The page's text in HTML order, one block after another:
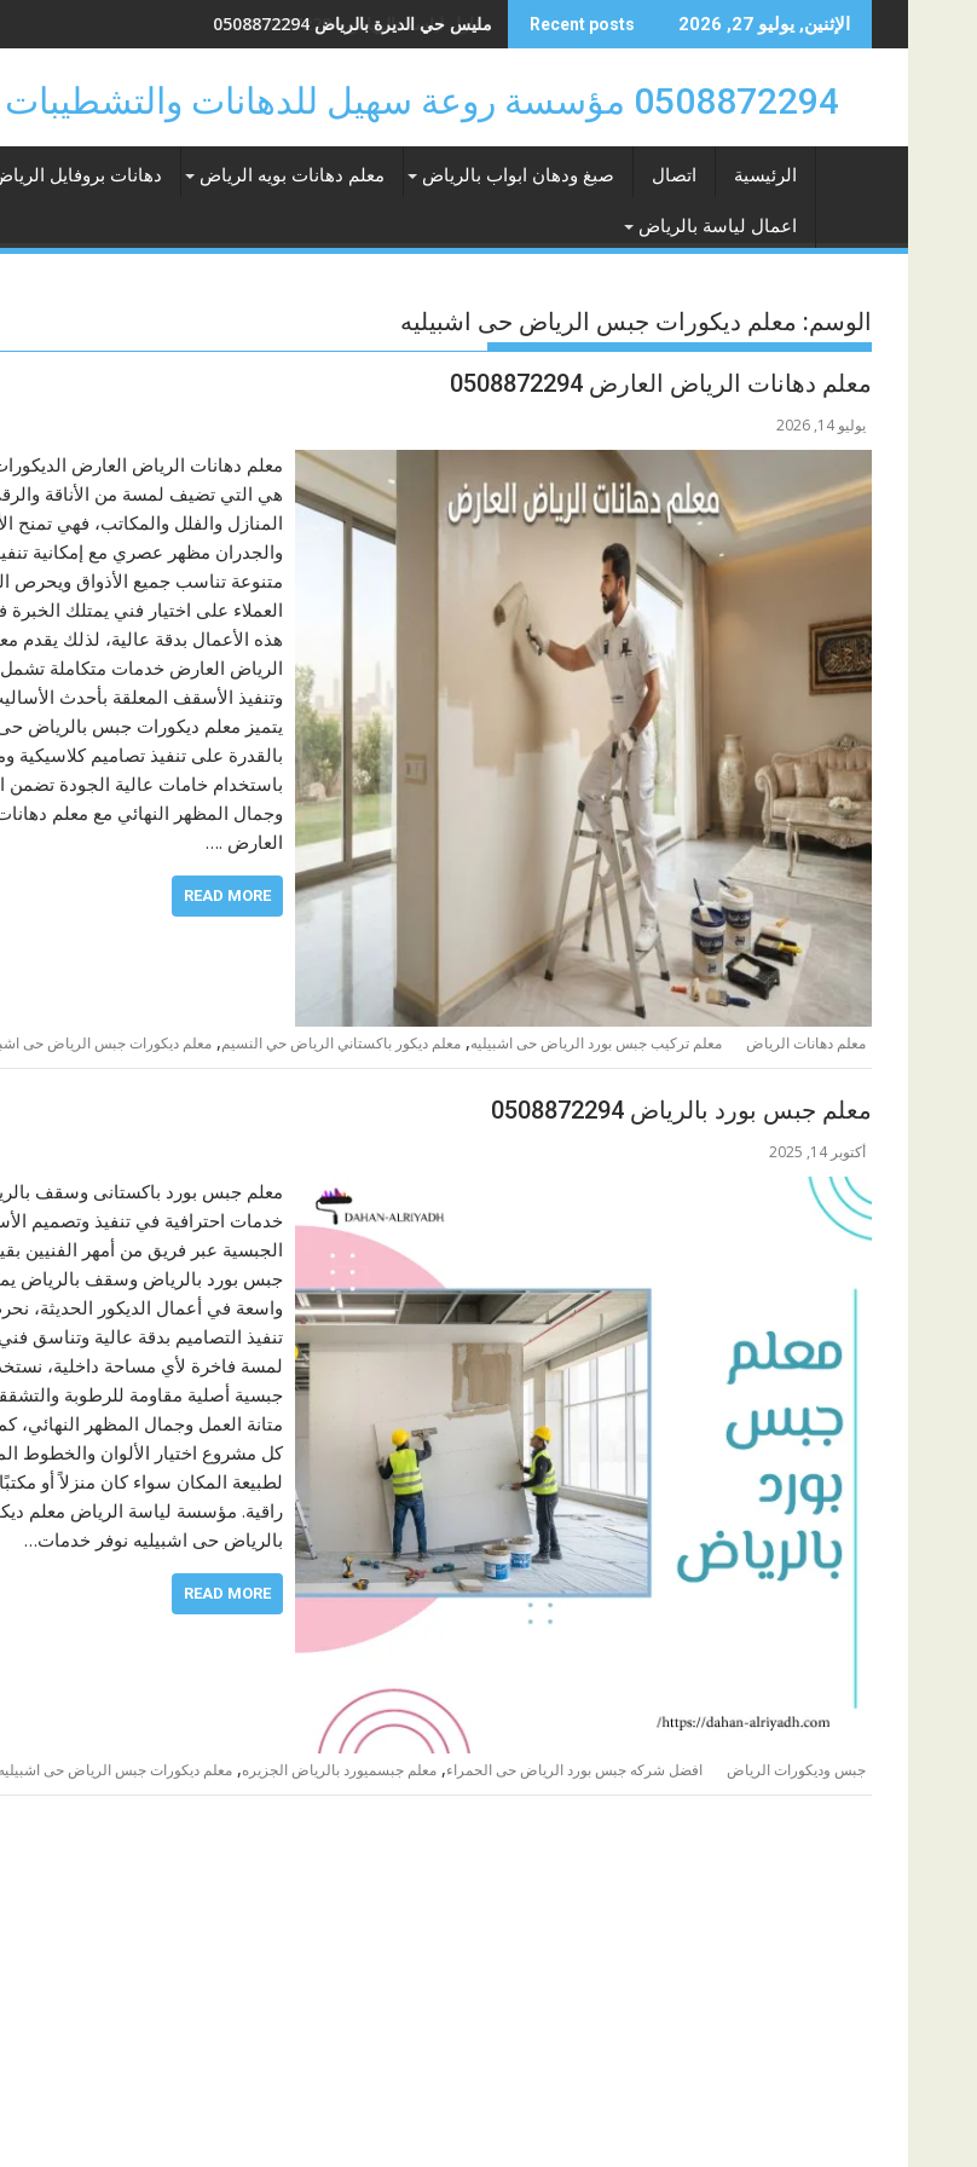
to
الإثنين, يوليو 27, 2026 Recent posts مليس حي الديرة بالرياض 0508872294
0508872294 مؤسسة روعة سهيل للدهانات والتشطيبات والديكورات بالرياض 0508872294
الرئيسية اتصال صبغ ودهان ابواب بالرياض معلم دهانات بويه الرياض دهانات بروفايل
اعمال لياسة بالرياض
الوسم: معلم ديكورات جبس الرياض حى اشبيليه
معلم دهانات الرياض العارض 0508872294
يوليو 14, 2026
معلم دهانات الرياض العارض
هي التي تضيف لمسة من الأناقة
المنازل والفلل والمكاتب، فهي تمنح
والجدران مظهر عصري مع إمكانية
متنوعة تناسب جميع الأذواق ويحرص
العملاء على اختيار فني يمتلك الخبرة
هذه الأعمال بدقة عالية، لذلك يقدم
الرياض العارض خدمات متكاملة
وتنفيذ الأسقف المعلقة بأحدث
يتميز معلم ديكورات جبس بالرياض حى
بالقدرة على تنفيذ تصاميم كلاسيكية
باستخدام خامات عالية الجودة تضمن
وجمال المظهر النهائي مع معلم
العارض .…
READ MORE
معلم دهانات الرياض معلم تركيب جبس بورد الرياض حى اشبيليه, معلم ديكور باكستاني الرياض حي النسيم, معلم ديكورات جبس الرياض حى
معلم جبس بورد بالرياض 0508872294
أكتوبر 14, 2025
معلم جبس بورد باكستانى وسقف
خدمات احترافية في تنفيذ وتصميم
الجبسية عبر فريق من أمهر الفنيين
جبس بورد بالرياض وسقف بالرياض
واسعة في أعمال الديكور الحديثة،
تنفيذ التصاميم بدقة عالية وتناسق
لمسة فاخرة لأي مساحة داخلية،
جبسية أصلية مقاومة للرطوبة
متانة العمل وجمال المظهر النهائي،
كل مشروع اختيار الألوان والخطوط
لطبيعة المكان سواء كان منزلاً أو مكتبًا
راقية. مؤسسة لياسة الرياض معلم
بالرياض حى اشبيليه نوفر خدمات…
READ MORE
جبس وديكورات الرياض افضل شركه جبس بورد الرياض حى الحمراء, معلم جبسميورد بالرياض الجزيره, معلم ديكورات جبس الرياض حى اشبيليه